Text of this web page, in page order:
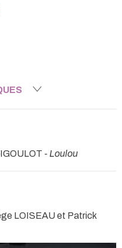
- Loulou
LOISEAU et Patrick